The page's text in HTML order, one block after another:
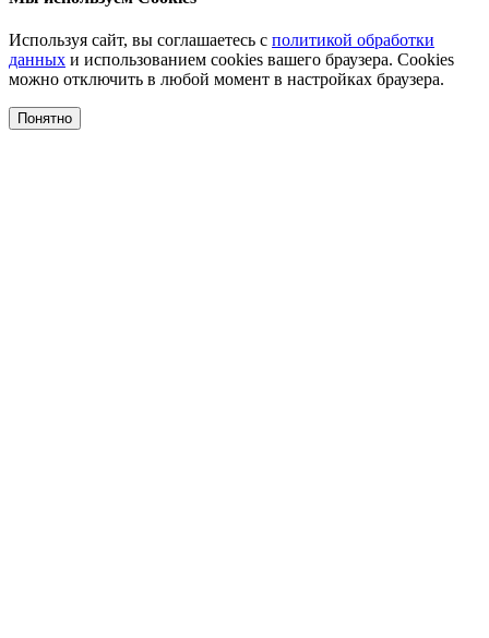
Используя сайт, вы соглашаетесь с политикой обработки
данных и использованием cookies вашего браузера. Cookies
можно отключить в любой момент в настройках браузера.
Понятно